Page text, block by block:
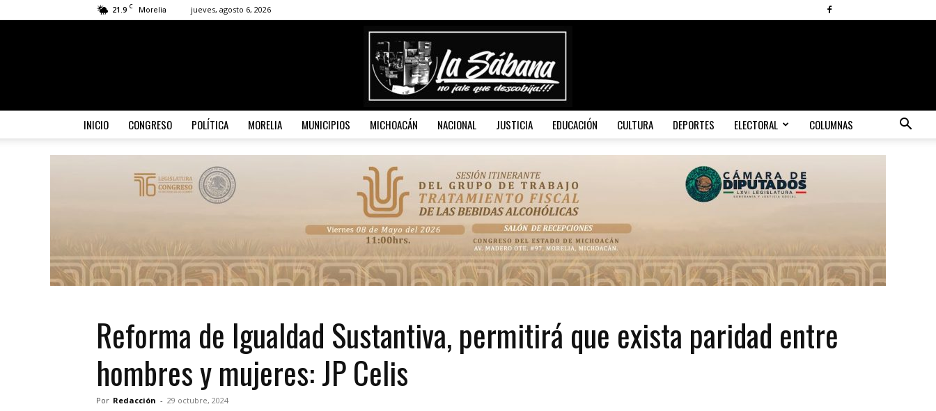
21.9 C Morelia jueves, agosto 6, 2026
Sábana
INICIO CONGRESO POLÍTICA MORELIA MUNICIPIOS MICHOACÁN NACIONAL JUSTICIA EDUCACIÓN CULTURA DEPORTES ELECTORAL COLUMNAS
Reforma de Igualdad Sustantiva, permitirá que exista paridad entre
hombres y mujeres: JP Celis
Por Redacción - 29 octubre, 2024